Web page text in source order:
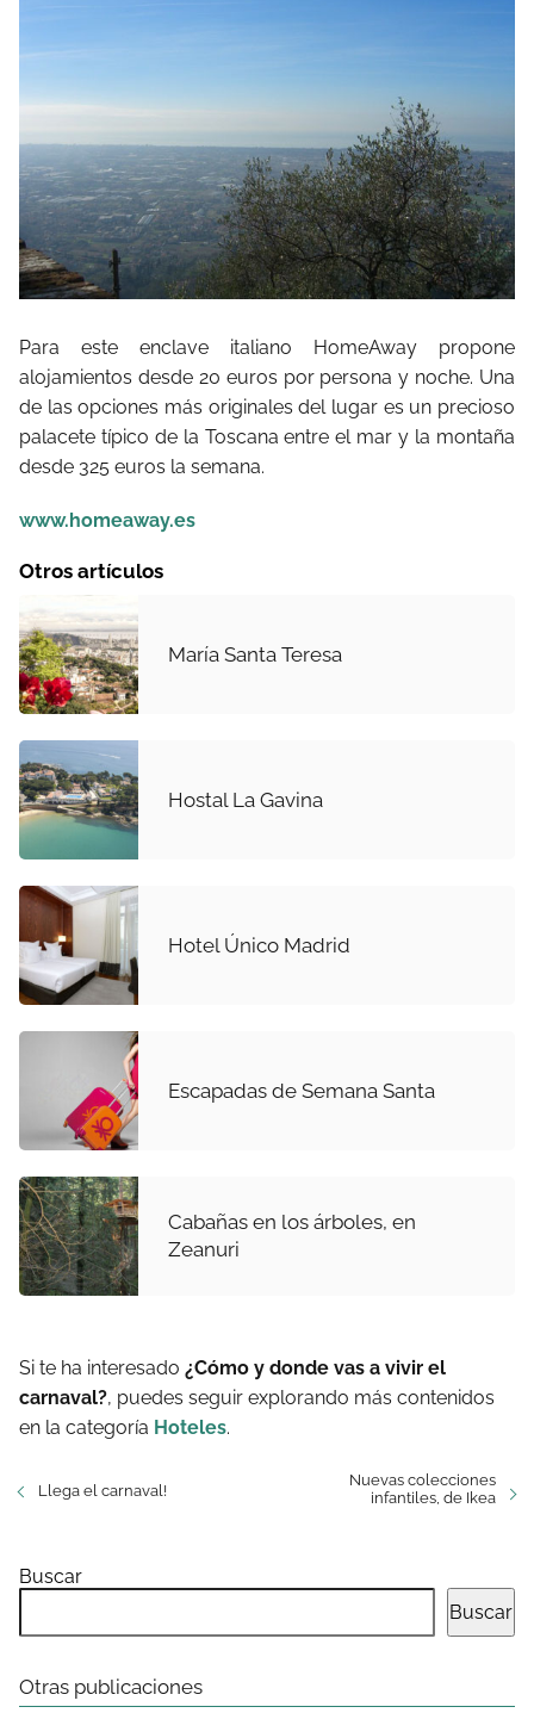
Para este enclave italiano HomeAway propone
alojamientos desde 20 euros por persona y noche. Una
de las opciones más originales del lugar es un precioso
palacete típico de la Toscana entre el mar y la montaña
desde 325 euros la semana.
www.homeaway.es
Otros artículos
María Santa Teresa
Hostal La Gavina
Hotel Único Madrid
Escapadas de Semana Santa
Cabañas en los árboles, en
Zeanuri
Si te ha interesado ¿Cómo y donde vas a vivir el
carnaval?, puedes seguir explorando más contenidos
en la categoría Hoteles.
Llega el carnaval!
Nuevas colecciones
infantiles, de Ikea
Buscar
Buscar
Otras publicaciones